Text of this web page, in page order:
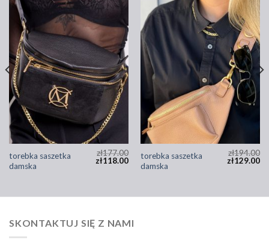
torebka saszetka
damska
zł177.00
zł118.00
torebka saszetka
damska
zł194.00
zł129.00
SKONTAKTUJ SIĘ Z NAMI